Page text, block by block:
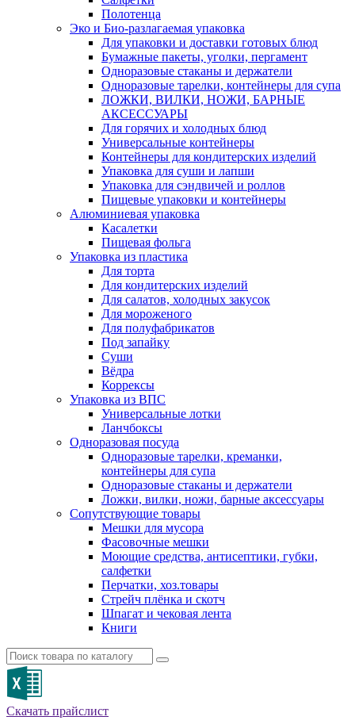
Полотенца
Эко и Био-разлагаемая упаковка
Для упаковки и доставки готовых блюд
Бумажные пакеты, уголки, пергамент
Одноразовые стаканы и держатели
Одноразовые тарелки, контейнеры для супа
ЛОЖКИ, ВИЛКИ, НОЖИ, БАРНЫЕ
АКСЕССУАРЫ
Для горячих и холодных блюд
Универсальные контейнеры
Контейнеры для кондитерских изделий
Упаковка для суши и лапши
Упаковка для сэндвичей и роллов
Пищевые упаковки и контейнеры
Алюминиевая упаковка
Касалетки
Пищевая фольга
Упаковка из пластика
Для торта
Для кондитерских изделий
Для салатов, холодных закусок
Для мороженого
Для полуфабрикатов
Под запайку
Суши
Вёдра
Коррексы
Упаковка из ВПС
Универсальные лотки
Ланчбоксы
Одноразовая посуда
Одноразовые тарелки, креманки,
контейнеры для супа
Одноразовые стаканы и держатели
Ложки, вилки, ножи, барные аксессуары
Сопутствующие товары
Мешки для мусора
Фасовочные мешки
Моющие средства, антисептики, губки,
салфетки
Перчатки, хоз.товары
Стрейч плёнка и скотч
Шпагат и чековая лента
Книги
Скачать прайслист